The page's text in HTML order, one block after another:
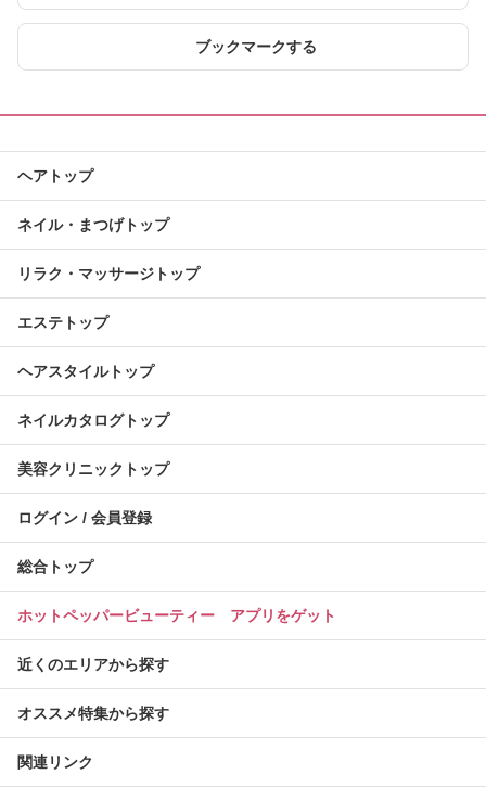
ブックマークする
ヘアトップ
ネイル・まつげトップ
リラク・マッサージトップ
エステトップ
ヘアスタイルトップ
ネイルカタログトップ
美容クリニックトップ
ログイン / 会員登録
総合トップ
ホットペッパービューティー アプリをゲット
近くのエリアから探す
オススメ特集から探す
関連リンク